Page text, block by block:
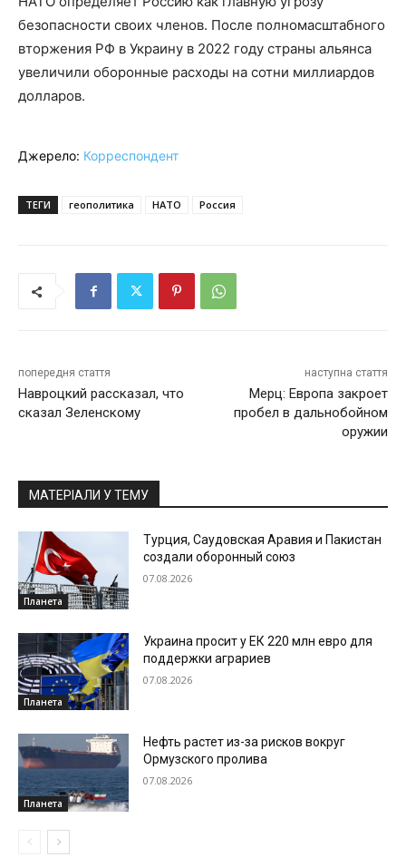
безопасности своих членов. После полномасштабного
вторжения РФ в Украину в 2022 году страны альянса
увеличили оборонные расходы на сотни миллиардов
долларов.
Джерело: Корреспондент
ТЕГИ геополитика НАТО Россия
попередня стаття
Навроцкий рассказал, что
сказал Зеленскому
наступна стаття
Мерц: Европа закроет
пробел в дальнобойном
оружии
МАТЕРІАЛИ У ТЕМУ
Планета
Турция, Саудовская Аравия и Пакистан
создали оборонный союз
07.08.2026
Планета
Украина просит у ЕК 220 млн евро для
поддержки аграриев
07.08.2026
Планета
Нефть растет из-за рисков вокруг
Ормузского пролива
07.08.2026